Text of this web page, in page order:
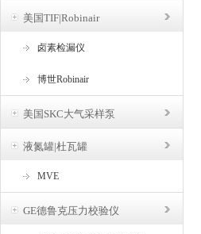
美国TIF|Robinair
卤素检漏仪
博世Robinair
美国SKC大气采样泵
液氮罐|杜瓦罐
MVE
GE德鲁克压力校验仪